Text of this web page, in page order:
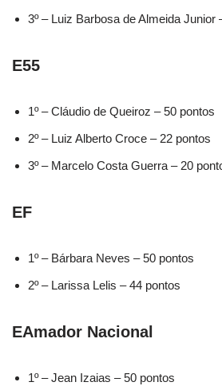
3º – Luiz Barbosa de Almeida Junior
E55
1º – Cláudio de Queiroz – 50 pontos
2º – Luiz Alberto Croce – 22 pontos
3º – Marcelo Costa Guerra – 20
EF
1º – Bárbara Neves – 50 pontos
2º – Larissa Lelis – 44 pontos
EAmador Nacional
1º – Jean Izaias – 50 pontos